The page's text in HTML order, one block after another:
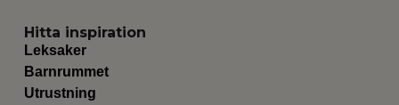
Hitta inspiration
Leksaker
Barnrummet
Utrustning